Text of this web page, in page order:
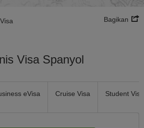
Bagikan
Visa Spanyol
eVisa Cruise Visa Student Visa